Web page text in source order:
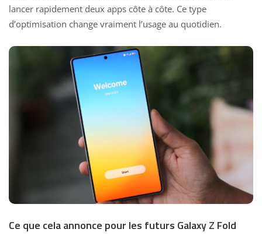
lancer rapidement deux apps côte à côte. Ce type
d’optimisation change vraiment l’usage au quotidien.
Ce que cela annonce pour les futurs Galaxy Z Fold